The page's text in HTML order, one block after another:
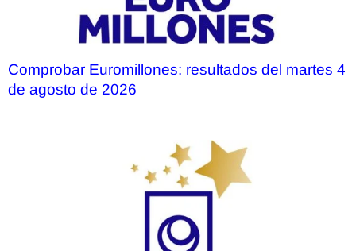
Comprobar Euromillones: resultados del martes 4
de agosto de 2026